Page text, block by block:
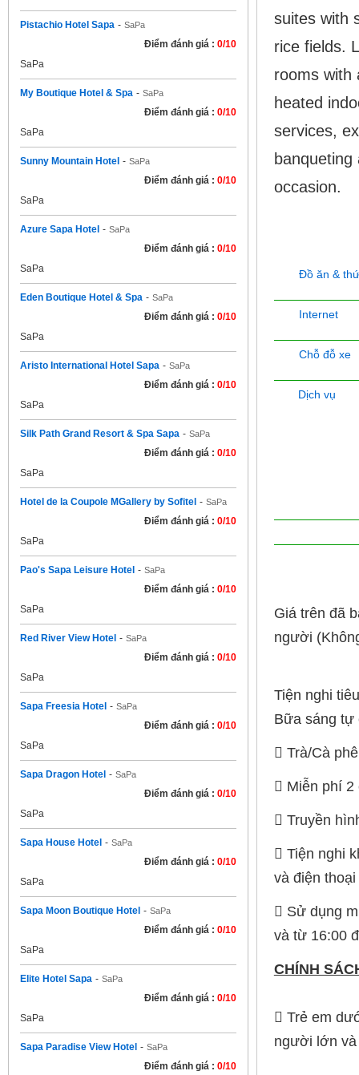
Pistachio Hotel Sapa - SaPa
Điểm đánh giá : 0/10
SaPa
My Boutique Hotel & Spa - SaPa
Điểm đánh giá : 0/10
SaPa
Sunny Mountain Hotel - SaPa
Điểm đánh giá : 0/10
SaPa
Azure Sapa Hotel - SaPa
Điểm đánh giá : 0/10
SaPa
Eden Boutique Hotel & Spa - SaPa
Điểm đánh giá : 0/10
SaPa
Aristo International Hotel Sapa - SaPa
Điểm đánh giá : 0/10
SaPa
Silk Path Grand Resort & Spa Sapa - SaPa
Điểm đánh giá : 0/10
SaPa
Hotel de la Coupole MGallery by Sofitel - SaPa
Điểm đánh giá : 0/10
SaPa
Pao's Sapa Leisure Hotel - SaPa
Điểm đánh giá : 0/10
SaPa
Red River View Hotel - SaPa
Điểm đánh giá : 0/10
SaPa
Sapa Freesia Hotel - SaPa
Điểm đánh giá : 0/10
SaPa
Sapa Dragon Hotel - SaPa
Điểm đánh giá : 0/10
SaPa
Sapa House Hotel - SaPa
Điểm đánh giá : 0/10
SaPa
Sapa Moon Boutique Hotel - SaPa
Điểm đánh giá : 0/10
SaPa
Elite Hotel Sapa - SaPa
Điểm đánh giá : 0/10
SaPa
Sapa Paradise View Hotel - SaPa
Điểm đánh giá : 0/10
suites with
rice fields.
rooms with
heated
services,
occasion.
Đồ ăn &
Internet
Chỗ đỗ xe
Dịch vụ
Giá trên đã
người
Tiện nghi
Bữa sáng tự
 Trà/Cà
 Miễn phí 2
 Truyền
 Tiện nghi
và điện
 Sử dụng
và từ 16:00
CHÍNH
 Trẻ em
người lớn